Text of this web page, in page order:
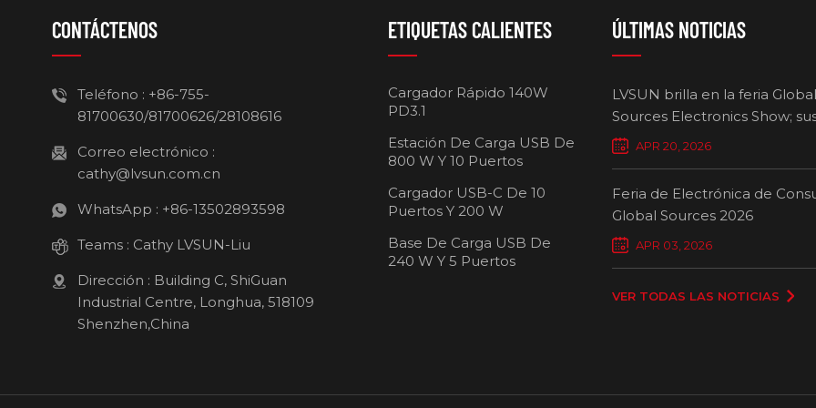
CONTÁCTENOS
Teléfono : +86-755-
81700630/81700626/28108616
Correo electrónico :
cathy@lvsun.com.cn
WhatsApp : +86-13502893598
Teams : Cathy LVSUN-Liu
Dirección : Building C, ShiGuan
Industrial Centre, Longhua, 518109
Shenzhen,China
ETIQUETAS CALIENTES
Cargador Rápido 140W
PD3.1
Estación De Carga USB De
800 W Y 10 Puertos
Cargador USB-C De 10
Puertos Y 200 W
Base De Carga USB De
240 W Y 5 Puertos
ÚLTIMAS NOTICIAS
LVSUN brilla en la feria Global
Sources Electronics Show;
cargadores multipuerto
nuevos estándares para la
APR 20, 2026
Feria de Electrónica de
Global Sources 2026
APR 03, 2026
VER TODAS LAS NOTICIAS